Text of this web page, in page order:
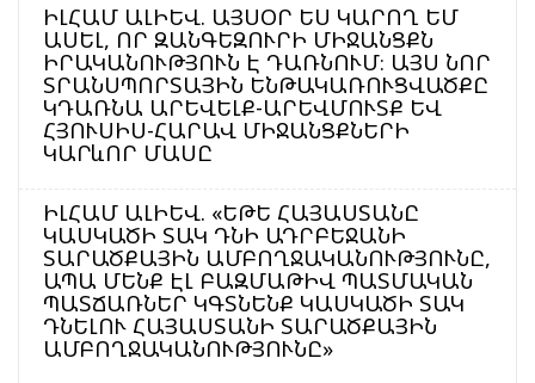
ԻԼՀԱՄ ԱԼԻԵՎ. ԱՅՍՕՐ ԵՍ ԿԱՐՈՂ ԵՄ
ԱՍԵԼ, ՈՐ ԶԱՆԳԵԶՈՒՐԻ ՄԻՋԱՆՑՔՆ
ԻՐԱԿԱՆՈՒԹՅՈՒՆ Է ԴԱՌՆՈՒՄ։ ԱՅՍ ՆՈՐ
ՏՐԱՆՍՊՈՐՏԱՅԻՆ ԵՆԹԱԿԱՌՈՒՑՎԱԾՔԸ
ԿԴԱՌՆԱ ԱՐԵՎԵԼՔ-ԱՐԵՎՄՈՒՏՔ ԵՎ
ՀՅՈՒՍԻՍ-ՀԱՐԱՎ ՄԻՋԱՆՑՔՆԵՐԻ
ԿԱՐևՈՐ ՄԱՍԸ
ԻԼՀԱՄ ԱԼԻԵՎ. «ԵԹԵ ՀԱՅԱՍՏԱՆԸ
ԿԱՍԿԱԾԻ ՏԱԿ ԴՆԻ ԱԴՐԲԵՋԱՆԻ
ՏԱՐԱԾՔԱՅԻՆ ԱՄԲՈՂՋԱԿԱՆՈՒԹՅՈՒՆԸ,
ԱՊԱ ՄԵՆՔ ԷԼ ԲԱԶՄԱԹԻՎ ՊԱՏՄԱԿԱՆ
ՊԱՏՃԱՌՆԵՐ ԿԳՏՆԵՆՔ ԿԱՍԿԱԾԻ ՏԱԿ
ԴՆԵԼՈՒ ՀԱՅԱՍՏԱՆԻ ՏԱՐԱԾՔԱՅԻՆ
ԱՄԲՈՂՋԱԿԱՆՈՒԹՅՈՒՆԸ»